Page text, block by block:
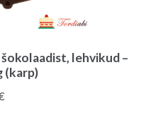
lehvikud –
(karp)